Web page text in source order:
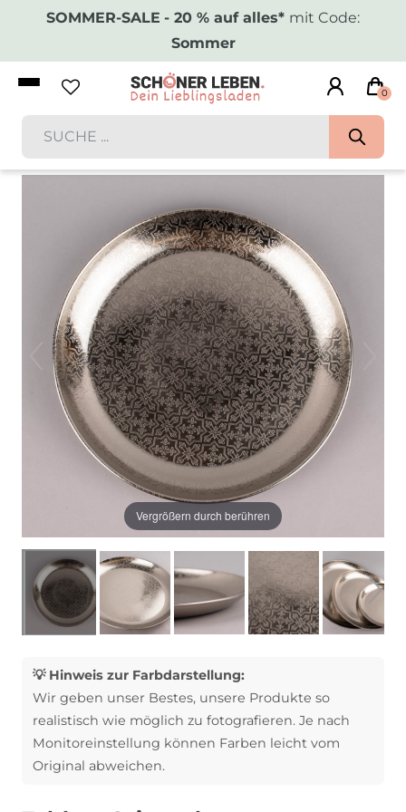
SOMMER-SALE - 20 % auf alles* mit Code:
Sommer
0
Vergrößern durch berühren
💡 Hinweis zur Farbdarstellung:
Wir geben unser Bestes, unsere Produkte so
realistisch wie möglich zu fotografieren. Je nach
Monitoreinstellung können Farben leicht vom
Original abweichen.